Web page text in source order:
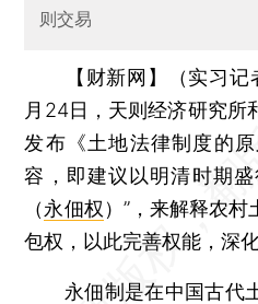
则交易
【财新网】（实习
月24日，天则经济研究所
发布《土地法律制度的
容，即建议以明清时期盛
（永佃权 ）”，来解释农
包权，以此完善权能，深
永佃制是在中国古代